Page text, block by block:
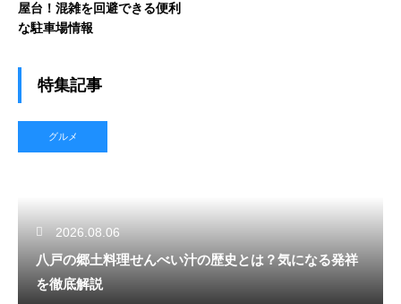
屋台！混雑を回避できる便利
な駐車場情報
特集記事
グルメ
2026.08.06
八戸の郷土料理せんべい汁の歴史とは？気になる発祥
を徹底解説